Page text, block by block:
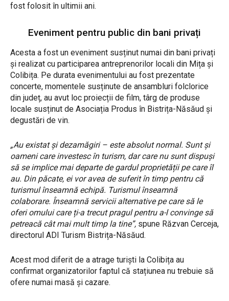
fost folosit în ultimii ani.
Eveniment pentru public din bani privați
Acesta a fost un eveniment susținut numai din bani privați
și realizat cu participarea antreprenorilor locali din Mița și
Colibița. Pe durata evenimentului au fost prezentate
concerte, momentele susținute de ansambluri folclorice
din județ, au avut loc proiecții de film, târg de produse
locale susținut de Asociația Produs în Bistrița-Năsăud și
degustări de vin.
„Au existat și dezamăgiri – este absolut normal. Sunt și
oameni care investesc în turism, dar care nu sunt dispuși
să se implice mai departe de gardul proprietății pe care îl
au. Din păcate, ei vor avea de suferit în timp pentru că
turismul înseamnă echipă. Turismul înseamnă
colaborare. Înseamnă servicii alternative pe care să le
oferi omului care ți-a trecut pragul pentru a-l convinge să
petreacă cât mai mult timp la tine”, spune Răzvan Cerceja,
directorul ADI Turism Bistrița-Năsăud.
Acest mod diferit de a atrage turiști la Colibița au
confirmat organizatorilor faptul că stațiunea nu trebuie să
ofere numai masă și cazare.